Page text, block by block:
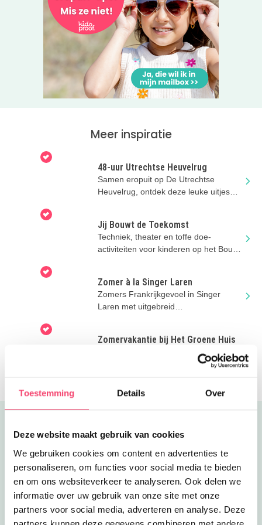
Toestemming Details Over
Deze website maakt gebruik van cookies
We gebruiken cookies om content en advertenties te
personaliseren, om functies voor social media te bieden
en om ons websiteverkeer te analyseren. Ook delen we
informatie over uw gebruik van onze site met onze
partners voor social media, adverteren en analyse. Deze
Meer inspiratie
48-uur Utrechtse Heuvelrug
Samen eropuit op De Utrechtse
Heuvelrug, ontdek deze leuke uitjes
Jij Bouwt de Toekomst
Techniek, theater en toffe doe-
activiteiten voor kinderen op het Bouw
Zomer à la Singer Laren
Zomers Frankrijkgevoel in Singer
Laren met uitgebreid
Zomervakantie bij Het Groene Huis
Gratis zomeractiviteiten in de natuur bij
Het Groene Huis in Amersfoort
Uitgelicht